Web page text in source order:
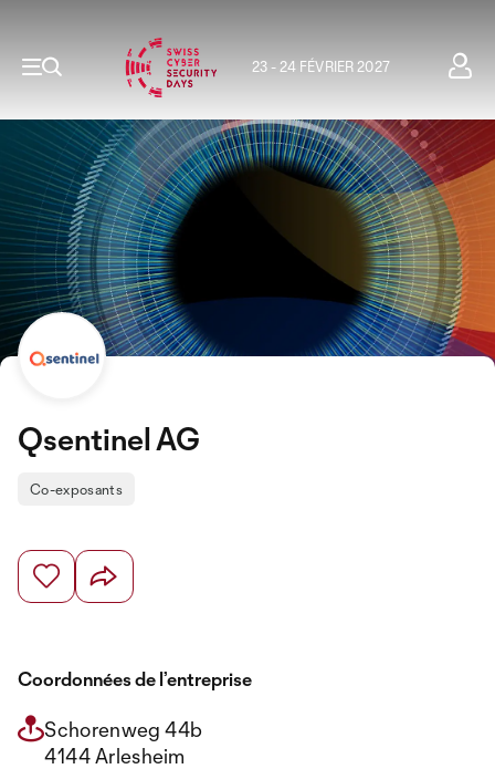
23 - 24 FÉVRIER 2027
Qsentinel AG
Co-exposants
Coordonnées de l’entreprise
Schorenweg 44b
4144 Arlesheim